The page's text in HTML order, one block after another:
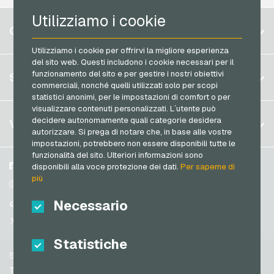
Utilizziamo i cookie
Utilizziamo i cookie per offrirvi la migliore esperienza
del sito web. Questi includono i cookie necessari per il
funzionamento del sito e per gestire i nostri obiettivi
commerciali, nonché quelli utilizzati solo per scopi
statistici anonimi, per le impostazioni di comfort o per
visualizzare contenuti personalizzati. L´utente può
decidere autonomamente quali categorie desidera
autorizzare. Si prega di notare che, in base alle vostre
impostazioni, potrebbero non essere disponibili tutte le
funzionalità del sito. Ulteriori informazioni sono
disponibili alla voce protezione dei dati.Per saperne di
più
Necessario
Statistiche
Saturn Buoni regalo
Shell Buoni regalo
Spotify Premium Buoni regalo
Thalia Buoni regalo
TikTok Buoni regalo
toom Buoni regalo
Wolt Buoni regalo
World of Sweets Buoni regalo
Wunschgutschein Buoni regalo
Zalando Buoni regalo
Razer Gold Carte di pagamento
Transcash Carte di pagamento
Belgio
Germania (DE)
Germania (EN)
Francia
Italia
Paesi Bassi
Austria
Portogallo
Svizzera (DE)
Svizzera (IT)
CONTO
Registrati
Accedi
Il mio carrello
SERVIZIO
FAQ
Metodi di pagamento
Termini & Condizioni&Diritto di recesso
Protezione dei dati
VGO-SHOP
Su di noi
Partner
Facebook
Instagram
TikTok
Supporto
Termini & Condizioni